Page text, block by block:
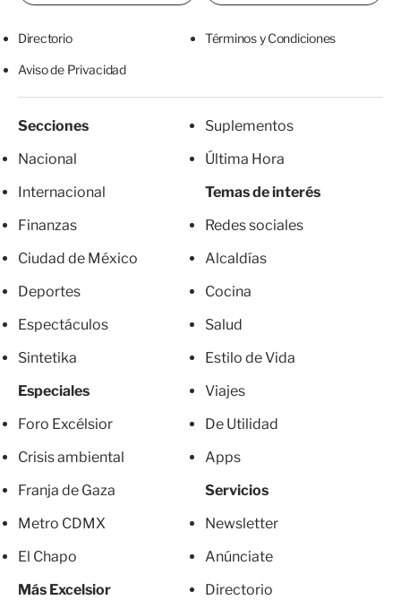
Directorio Términos y Condiciones
Aviso de Privacidad
Secciones
Nacional
Internacional
Finanzas
Ciudad de México
Deportes
Espectáculos
Sintetika
Especiales
Foro Excélsior
Crisis ambiental
Franja de Gaza
Metro CDMX
El Chapo
Más Excelsior
Suplementos
Última Hora
Temas de interés
Redes sociales
Alcaldías
Cocina
Salud
Estilo de Vida
Viajes
De Utilidad
Apps
Servicios
Newsletter
Anúnciate
Directorio